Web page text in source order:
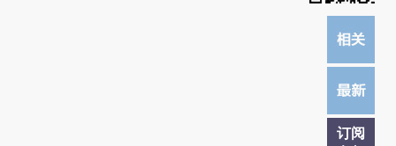
订阅